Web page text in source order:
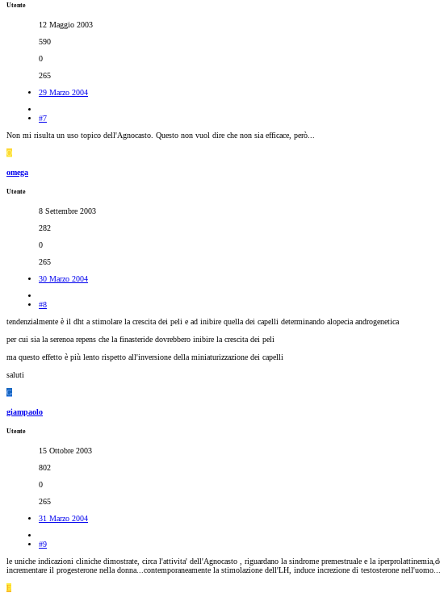
Utente
12 Maggio 2003
590
0
265
29 Marzo 2004
#7
Non mi risulta un uso topico dell'Agnocasto. Questo non vuol dire che non sia efficace, però...
O
omega
Utente
8 Settembre 2003
282
0
265
30 Marzo 2004
#8
tendenzialmente è il dht a stimolare la crescita dei peli e ad inibire quella dei capelli determinando alopecia androgenetica
per cui sia la serenoa repens che la finasteride dovrebbero inibire la crescita dei peli
ma questo effetto è più lento rispetto all'inversione della miniaturizzazione dei capelli
saluti
G
giampaolo
Utente
15 Ottobre 2003
802
0
265
31 Marzo 2004
#9
le uniche indicazioni cliniche dimostrate, circa l'attivita' dell'Agnocasto , riguardano la sindrome premestruale e la
incrementare il progesterone nella donna...contemporaneamente la stimolazione dell'LH, induce increzione di testosterone
E